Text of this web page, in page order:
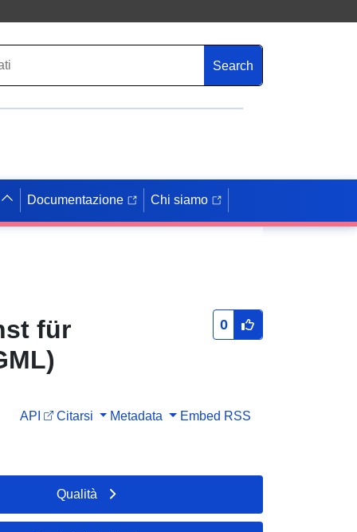
Search
Documentazione Chi siamo
für
0
API Citarsi Metadata Embed RSS
Qualità